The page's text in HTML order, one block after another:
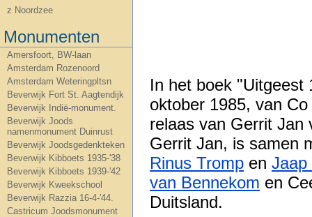
z Noordzee
Monumenten
Amersfoort, BW-laan
Amsterdam Rozenoord
Amsterdam Weteringpltsn
Beverwijk Fort St. Aagtendijk
Beverwijk Indië-monument.
Beverwijk Joods
namenmonument Duinrust
Beverwijk Joodsgedenkteken
Beverwijk Kibboets 1935-'38
Beverwijk Kibboets 1939-'42
Beverwijk Kweekschool
Beverwijk Razzia 16-4-'44.
Castricum Joodsmonument
In het boek "Uitgeest
oktober 1985, van
relaas van Gerrit Jan
Gerrit Jan, is samen
Rinus Tromp en Jaap
van Bennekom en
Duitsland.